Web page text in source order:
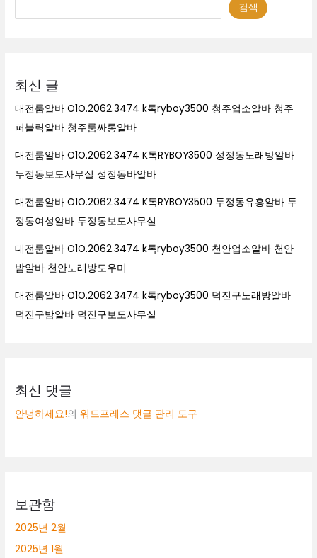
검색
최신 글
대전룸알바 O1O.2062.3474 k톡ryboy3500 청주업소알바 청주
퍼블릭알바 청주룸싸롱알바
대전룸알바 O1O.2062.3474 K톡RYBOY3500 성정동노래방알바
두정동보도사무실 성정동바알바
대전룸알바 O1O.2062.3474 K톡RYBOY3500 두정동유흥알바 두
정동여성알바 두정동보도사무실
대전룸알바 O1O.2062.3474 k톡ryboy3500 천안업소알바 천안
밤알바 천안노래방도우미
대전룸알바 O1O.2062.3474 k톡ryboy3500 덕진구노래방알바
덕진구밤알바 덕진구보도사무실
최신 댓글
안녕하세요!의워드프레스 댓글 관리 도구
보관함
2025년 2월
2025년 1월